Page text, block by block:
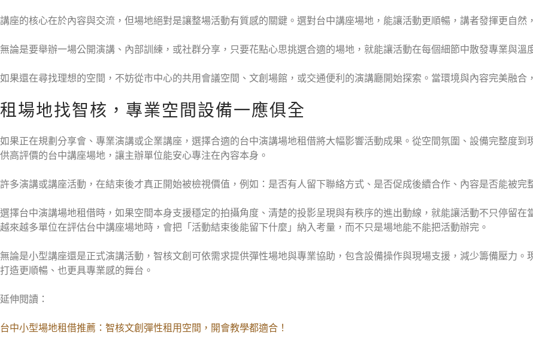
講座的核心在於內容與交流，但場地絕對是讓整場活動有質感的關鍵。選對台中講座場地，能讓活動更順暢，講者發揮更自然
無論是要舉辦一場公開演講、內部訓練，或社群分享，只要花點心思挑選合適的場地，就能讓活動在每個細節中散發專業與溫
如果還在尋找理想的空間，不妨從市中心的共用會議空間、文創場館，或交通便利的演講廳開始探索。當環境與內容完美融合
租場地找智核，專業空間設備一應俱全
如果正在規劃分享會、專業演講或企業講座，選擇合適的台中演講場地租借將大幅影響活動成果。從空間氛圍、設備完整度
供高評價的台中講座場地，讓主辦單位能安心專注在內容本身。
許多演講或講座活動，在結束後才真正開始被檢視價值，例如：是否有人留下聯絡方式、是否促成後續合作、內容是否能被完
選擇台中演講場地租借時，如果空間本身支援穩定的拍攝角度、清楚的投影呈現與有秩序的進出動線，就能讓活動不只停留
越來越多單位在評估台中講座場地時，會把「活動結束後能留下什麼」納入考量，而不只是場地能不能把活動辦完。
無論是小型講座還是正式演講活動，智核文創可依需求提供彈性場地與專業協助，包含設備操作與現場支援，減少籌備壓力
打造更順暢、也更具專業感的舞台。
延伸閱讀：
台中小型場地租借推薦：智核文創彈性租用空間，開會教學都適合！